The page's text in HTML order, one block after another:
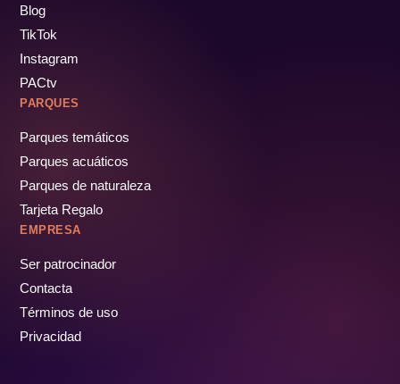
Blog
TikTok
Instagram
PACtv
PARQUES
Parques temáticos
Parques acuáticos
Parques de naturaleza
Tarjeta Regalo
EMPRESA
Ser patrocinador
Contacta
Términos de uso
Privacidad